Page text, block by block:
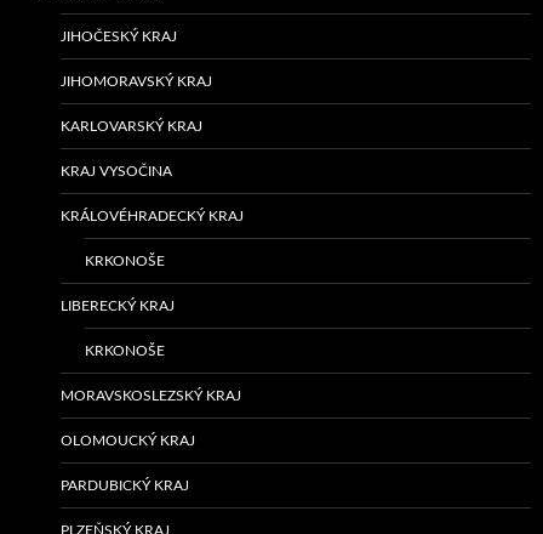
JIHOČESKÝ KRAJ
JIHOMORAVSKÝ KRAJ
KARLOVARSKÝ KRAJ
KRAJ VYSOČINA
KRÁLOVÉHRADECKÝ KRAJ
KRKONOŠE
LIBERECKÝ KRAJ
KRKONOŠE
MORAVSKOSLEZSKÝ KRAJ
OLOMOUCKÝ KRAJ
PARDUBICKÝ KRAJ
PLZEŇSKÝ KRAJ